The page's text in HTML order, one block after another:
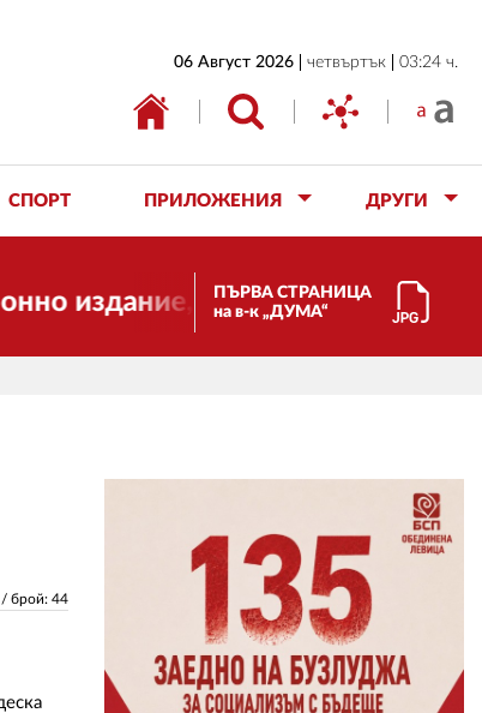
06 Август 2026 четвъртък 03:24 ч.
СПОРТ ПРИЛОЖЕНИЯ ДРУГИ
но ще продължи да работи
ПЪРВА СТРАНИЦА
на в-к „ДУМА“
/ брой: 44
ИКОНОМИКА
ОБЩЕСТВО
АВТОРИ
РЕДАКЦИЯ